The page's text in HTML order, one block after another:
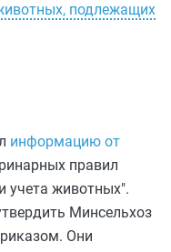
подлежащих
информацию от
правил
учета животных".
Минсельхоз
Они